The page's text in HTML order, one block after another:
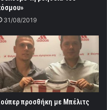
31/08/2019
προσθήκη με Μπέλιτς